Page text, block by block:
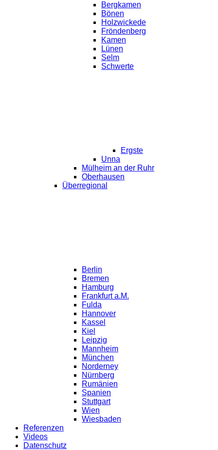
Bergkamen
Bönen
Holzwickede
Fröndenberg
Kamen
Lünen
Selm
Schwerte
Ergste
Unna
Mülheim an der Ruhr
Oberhausen
Überregional
Berlin
Bremen
Hamburg
Frankfurt a.M.
Fulda
Hannover
Kassel
Kiel
Leipzig
Mannheim
München
Norderney
Nürnberg
Rumänien
Spanien
Stuttgart
Wien
Wiesbaden
Referenzen
Videos
Datenschutz